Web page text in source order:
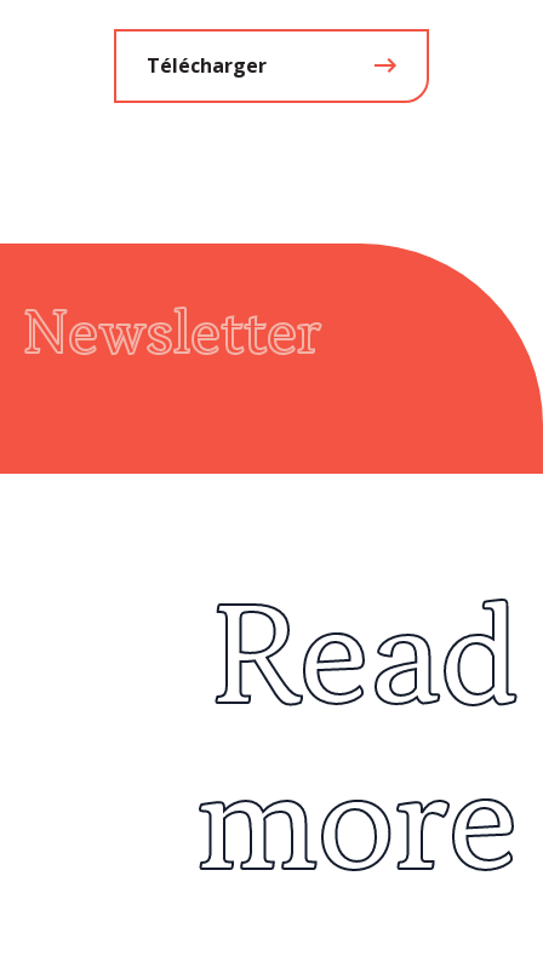
Télécharger
Newsletter
Read
more